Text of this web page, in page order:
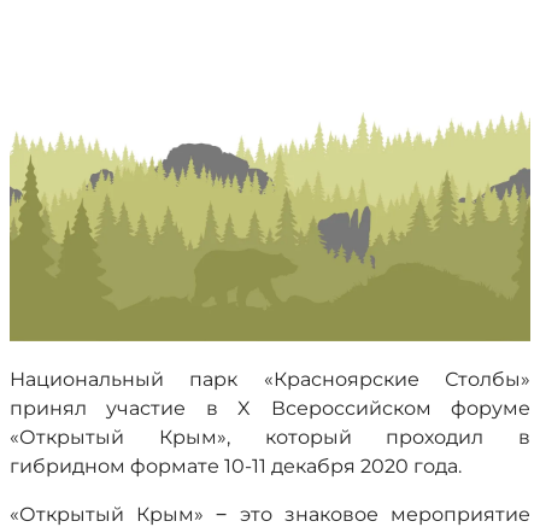
Национальный парк «Красноярские Столбы»
принял участие в X Всероссийском форуме
«Открытый Крым», который проходил в
гибридном формате 10-11 декабря 2020 года.
«Открытый Крым» ‒ это знаковое мероприятие